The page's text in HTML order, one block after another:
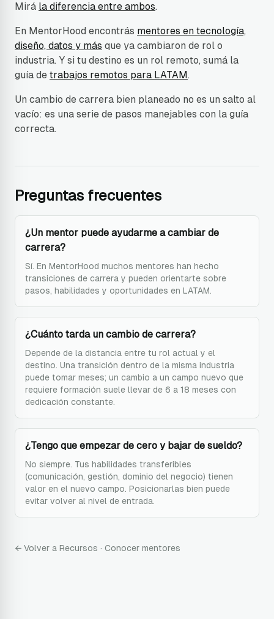
Mirá la diferencia entre ambos.
En MentorHood encontrás mentores en tecnología,
diseño, datos y más que ya cambiaron de rol o
industria. Y si tu destino es un rol remoto, sumá la
guía de trabajos remotos para LATAM.
Un cambio de carrera bien planeado no es un salto al
vacío: es una serie de pasos manejables con la guía
correcta.
Preguntas frecuentes
¿Un mentor puede ayudarme a cambiar de
carrera?
Sí. En MentorHood muchos mentores han hecho
transiciones de carrera y pueden orientarte sobre
pasos, habilidades y oportunidades en LATAM.
¿Cuánto tarda un cambio de carrera?
Depende de la distancia entre tu rol actual y el
destino. Una transición dentro de la misma industria
puede tomar meses; un cambio a un campo nuevo que
requiere formación suele llevar de 6 a 18 meses con
dedicación constante.
¿Tengo que empezar de cero y bajar de sueldo?
No siempre. Tus habilidades transferibles
(comunicación, gestión, dominio del negocio) tienen
valor en el nuevo campo. Posicionarlas bien puede
evitar volver al nivel de entrada.
← Volver a Recursos · Conocer mentores